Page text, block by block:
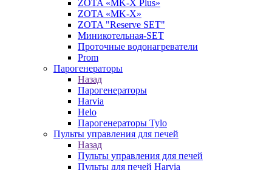
ZOTA «MK-X Plus»
ZOTA «MK-X»
ZOTA "Reserve SET"
Миникотельная-SET
Проточные водонагреватели
Prom
Парогенераторы
Назад
Парогенераторы
Harvia
Helo
Парогенераторы Tylo
Пульты управления для печей
Назад
Пульты управления для печей
Пульты для печей Harvia